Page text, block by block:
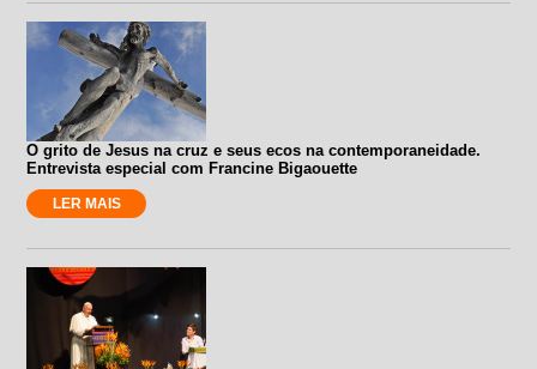
O grito de Jesus na cruz e seus ecos na contemporaneidade.
Entrevista especial com Francine Bigaouette
LER MAIS